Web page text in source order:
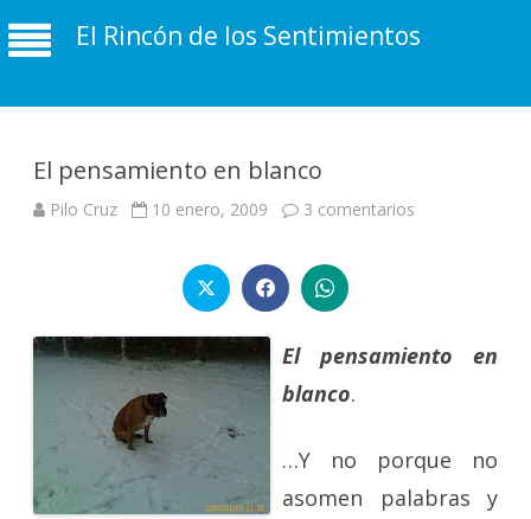
El Rincón de los Sentimientos
El pensamiento en blanco
Pilo Cruz 10 enero, 2009 3 comentarios
El pensamiento en
blanco.
…Y no porque no
asomen palabras y